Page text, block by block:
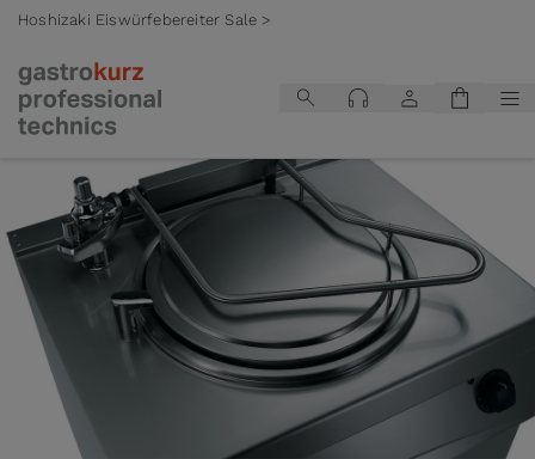
Hoshizaki Eiswürfebereiter Sale >